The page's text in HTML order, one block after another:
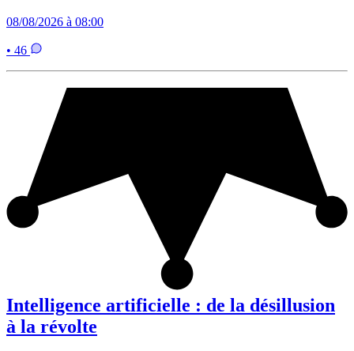
08/08/2026 à 08:00
• 46
Intelligence artificielle : de la désillusion
à la révolte